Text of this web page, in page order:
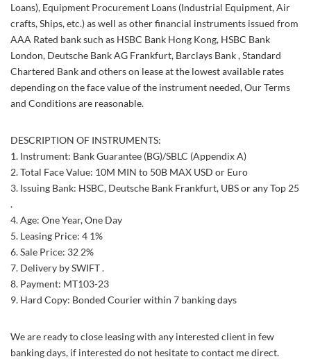
Loans), Equipment Procurement Loans (Industrial Equipment, Air
crafts, Ships, etc.) as well as other financial instruments issued from
AAA Rated bank such as HSBC Bank Hong Kong, HSBC Bank
London, Deutsche Bank AG Frankfurt, Barclays Bank , Standard
Chartered Bank and others on lease at the lowest available rates
depending on the face value of the instrument needed, Our Terms
and Conditions are reasonable.
DESCRIPTION OF INSTRUMENTS:
1. Instrument: Bank Guarantee (BG)/SBLC (Appendix A)
2. Total Face Value: 10M MIN to 50B MAX USD or Euro
3. Issuing Bank: HSBC, Deutsche Bank Frankfurt, UBS or any Top 25
.
4. Age: One Year, One Day
5. Leasing Price: 4 1%
6. Sale Price: 32 2%
7. Delivery by SWIFT .
8. Payment: MT103-23
9. Hard Copy: Bonded Courier within 7 banking days
We are ready to close leasing with any interested client in few
banking days, if interested do not hesitate to contact me direct.